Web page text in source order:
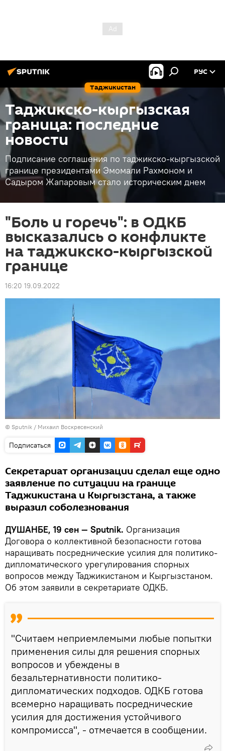
Таджикистан
РУС
Таджикско-кыргызская
граница: последние
новости
Подписание соглашения по таджикско-кыргызской
границе президентами Эмомали Рахмоном и
Садыром Жапаровым стало историческим днем
"Боль и горечь": в ОДКБ
высказались о конфликте
на таджикско-кыргызской
границе
16:20 19.09.2022
© Sputnik / Михаил Воскресенский
Подписаться
Секретариат организации сделал еще одно
заявление по ситуации на границе
Таджикистана и Кыргызстана, а также
выразил соболезнования
ДУШАНБЕ, 19 сен — Sputnik. Организация
Договора о коллективной безопасности готова
наращивать посреднические усилия для политико-
дипломатического урегулирования спорных
вопросов между Таджикистаном и Кыргызстаном.
Об этом заявили в секретариате ОДКБ.
"Считаем неприемлемыми любые попытки
применения силы для решения спорных
вопросов и убеждены в
безальтернативности политико-
дипломатических подходов. ОДКБ готова
всемерно наращивать посреднические
усилия для достижения устойчивого
компромисса", - отмечается в сообщении.